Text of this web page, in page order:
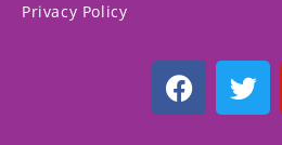
Privacy Policy